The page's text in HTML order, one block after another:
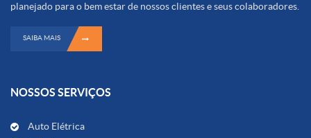
planejado para o bem estar de nossos clientes e seus colaboradores.
SAIBA MAIS
NOSSOS SERVIÇOS
Auto Elétrica